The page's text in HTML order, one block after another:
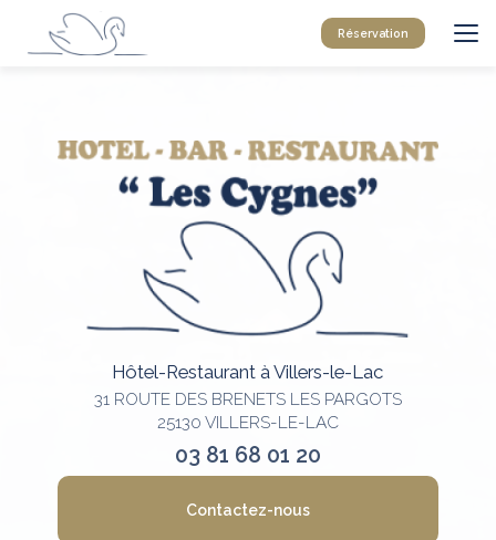
contenu
Réservation
Hôtel-Restaurant à Villers-le-Lac
31 ROUTE DES BRENETS LES PARGOTS
25130 VILLERS-LE-LAC
03 81 68 01 20
Contactez-nous